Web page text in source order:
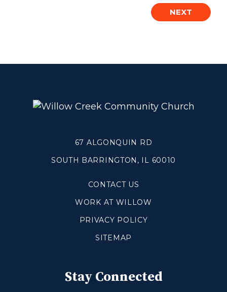
Message Archives
GIVE
NORTH SHORE
SOUTH LAKE
NEXT
67 ALGONQUIN RD
SOUTH BARRINGTON, IL 60010
CONTACT US
WORK AT WILLOW
PRIVACY POLICY
SITEMAP
Stay Connected